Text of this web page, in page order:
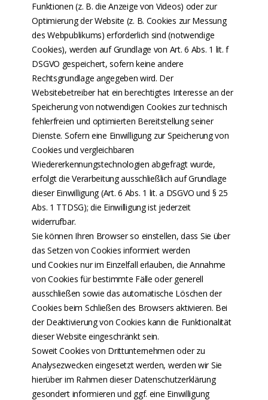
Funktionen (z. B. die Anzeige von Videos) oder zur
Optimierung der Website (z. B. Cookies zur Messung
des Webpublikums) erforderlich sind (notwendige
Cookies), werden auf Grundlage von Art. 6 Abs. 1 lit. f
DSGVO gespeichert, sofern keine andere
Rechtsgrundlage angegeben wird. Der
Websitebetreiber hat ein berechtigtes Interesse an der
Speicherung von notwendigen Cookies zur technisch
fehlerfreien und optimierten Bereitstellung seiner
Dienste. Sofern eine Einwilligung zur Speicherung von
Cookies und vergleichbaren
Wiedererkennungstechnologien abgefragt wurde,
erfolgt die Verarbeitung ausschließlich auf Grundlage
dieser Einwilligung (Art. 6 Abs. 1 lit. a DSGVO und § 25
Abs. 1 TTDSG); die Einwilligung ist jederzeit
widerrufbar.
Sie können Ihren Browser so einstellen, dass Sie über
das Setzen von Cookies informiert werden
und Cookies nur im Einzelfall erlauben, die Annahme
von Cookies für bestimmte Fälle oder generell
ausschließen sowie das automatische Löschen der
Cookies beim Schließen des Browsers aktivieren. Bei
der Deaktivierung von Cookies kann die Funktionalität
dieser Website eingeschränkt sein.
Soweit Cookies von Drittunternehmen oder zu
Analysezwecken eingesetzt werden, werden wir Sie
hierüber im Rahmen dieser Datenschutzerklärung
gesondert informieren und ggf. eine Einwilligung